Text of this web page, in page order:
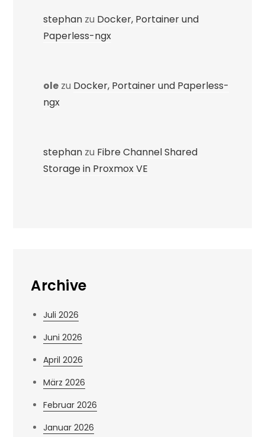
stephan zu Docker, Portainer und
Paperless-ngx
ole zu Docker, Portainer und Paperless-
ngx
stephan zu Fibre Channel Shared
Storage in Proxmox VE
Archive
Juli 2026
Juni 2026
April 2026
März 2026
Februar 2026
Januar 2026